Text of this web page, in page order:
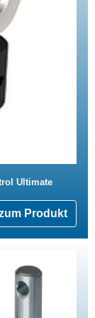
Ultimate
Produkt